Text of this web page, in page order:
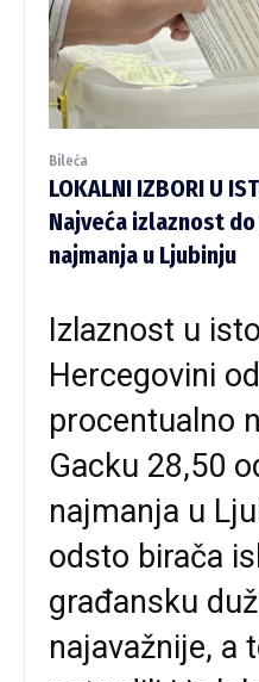
Bileća
LOKALNI IZBORI U
Najveća izlaznost do
najmanja u Ljubinju
Izlaznost u
Hercegovini
procentualno
Gacku 28,50
najmanja u
odsto birača
građansku
najavažnije, a